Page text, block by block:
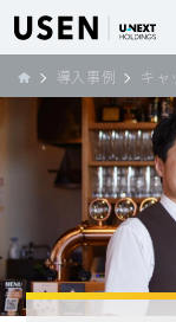
導入事例 キャ